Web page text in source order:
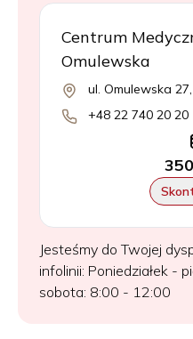
Centrum
Omulewska
ul. Omulewska
+48 22 740 20 20
Jesteśmy do Twojej
infolinii: Poniedziałek -
sobota: 8:00 - 12:00